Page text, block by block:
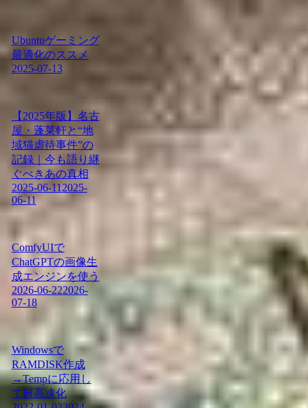
Ubuntuゲーミング
最適化のススメ
2025-07-13
【2025年版】名古
屋・蓬莱軒と“地
域猫虐待事件”の
記録｜今も語り継
ぐべきあの真相
2025-06-112025-
06-11
ComfyUIで
ChatGPTの画像生
成エンジンを使う
2026-06-222026-
07-18
Windowsで
RAMDISK作成
→Tempに応用し
て超高速化